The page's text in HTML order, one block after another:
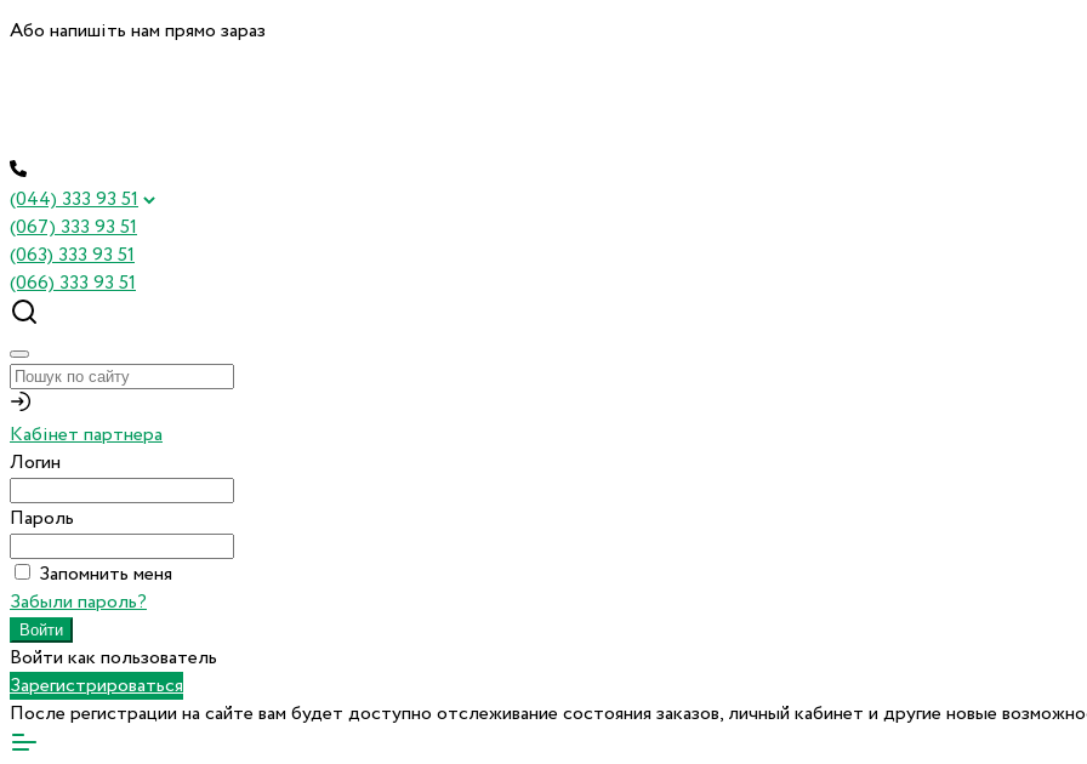
Або напишіть нам прямо зараз
(044) 333 93 51
(067) 333 93 51
(063) 333 93 51
(066) 333 93 51
Кабінет партнера
Логин
Пароль
Запомнить меня
Забыли пароль?
Войти как пользователь
Зарегистрироваться
После регистрации на сайте вам будет доступно отслеживание состояния заказов, личный кабинет и другие новые